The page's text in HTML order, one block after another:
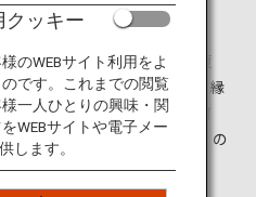
位置する音羽山。その中腹
寺はあります。無病や良縁
わる清水寺は、これまで何
ましたが、そのたびに人々の
した。
クッキー
のWEBサイト利用をよ
です。これまでの閲覧
一人ひとりの興味・関
WEBサイトや電子メー
します。